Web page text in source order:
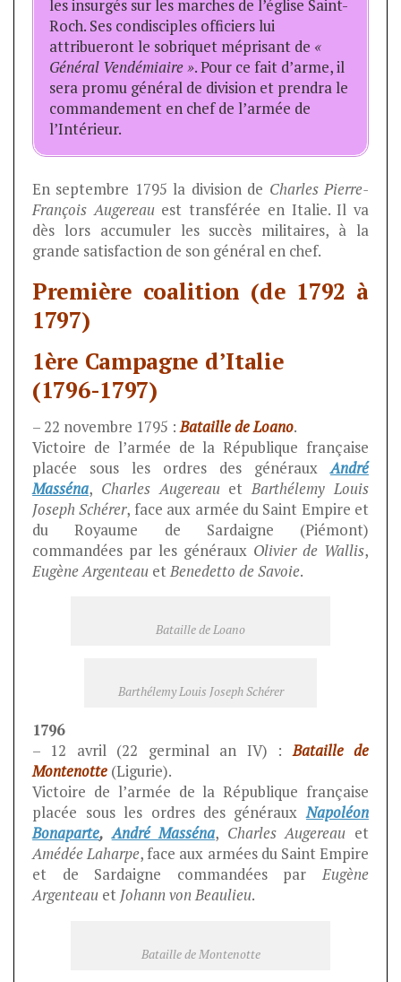
les insurgés sur les marches de l’église Saint-
Roch. Ses condisciples officiers lui
attribueront le sobriquet méprisant de «
Général Vendémiaire ». Pour ce fait d’arme, il
sera promu général de division et prendra le
commandement en chef de l’armée de
l’Intérieur.
En septembre 1795 la division de Charles Pierre-
François Augereauest transférée en Italie. Il va
dès lors accumuler les succès militaires, à la
grande satisfaction de son général en chef.
Première coalition (de 1792 à
1797)
1ère Campagne d’Italie
(1796-1797)
– 22 novembre 1795 :Bataille de Loano.
Victoire de l’armée de la République française
placée sous les ordres des générauxAndré
Masséna, Charles AugereauetBarthélemy Louis
Joseph Schérer, face aux armée du Saint Empire et
du Royaume de Sardaigne (Piémont)
commandées par les généraux Olivier de Wallis,
Eugène Argenteau etBenedetto de Savoie.
Bataille de Loano
Barthélemy Louis Joseph Schérer
1796
– 12 avril (22 germinal an IV) :Bataille de
Montenotte (Ligurie).
Victoire de l’armée de la République française
placée sous les ordres des générauxNapoléon
Bonaparte,André Masséna, Charles Augereau et
Amédée Laharpe, face aux armées du Saint Empire
et de Sardaigne commandées parEugène
Argenteau et Johann von Beaulieu.
Bataille de Montenotte